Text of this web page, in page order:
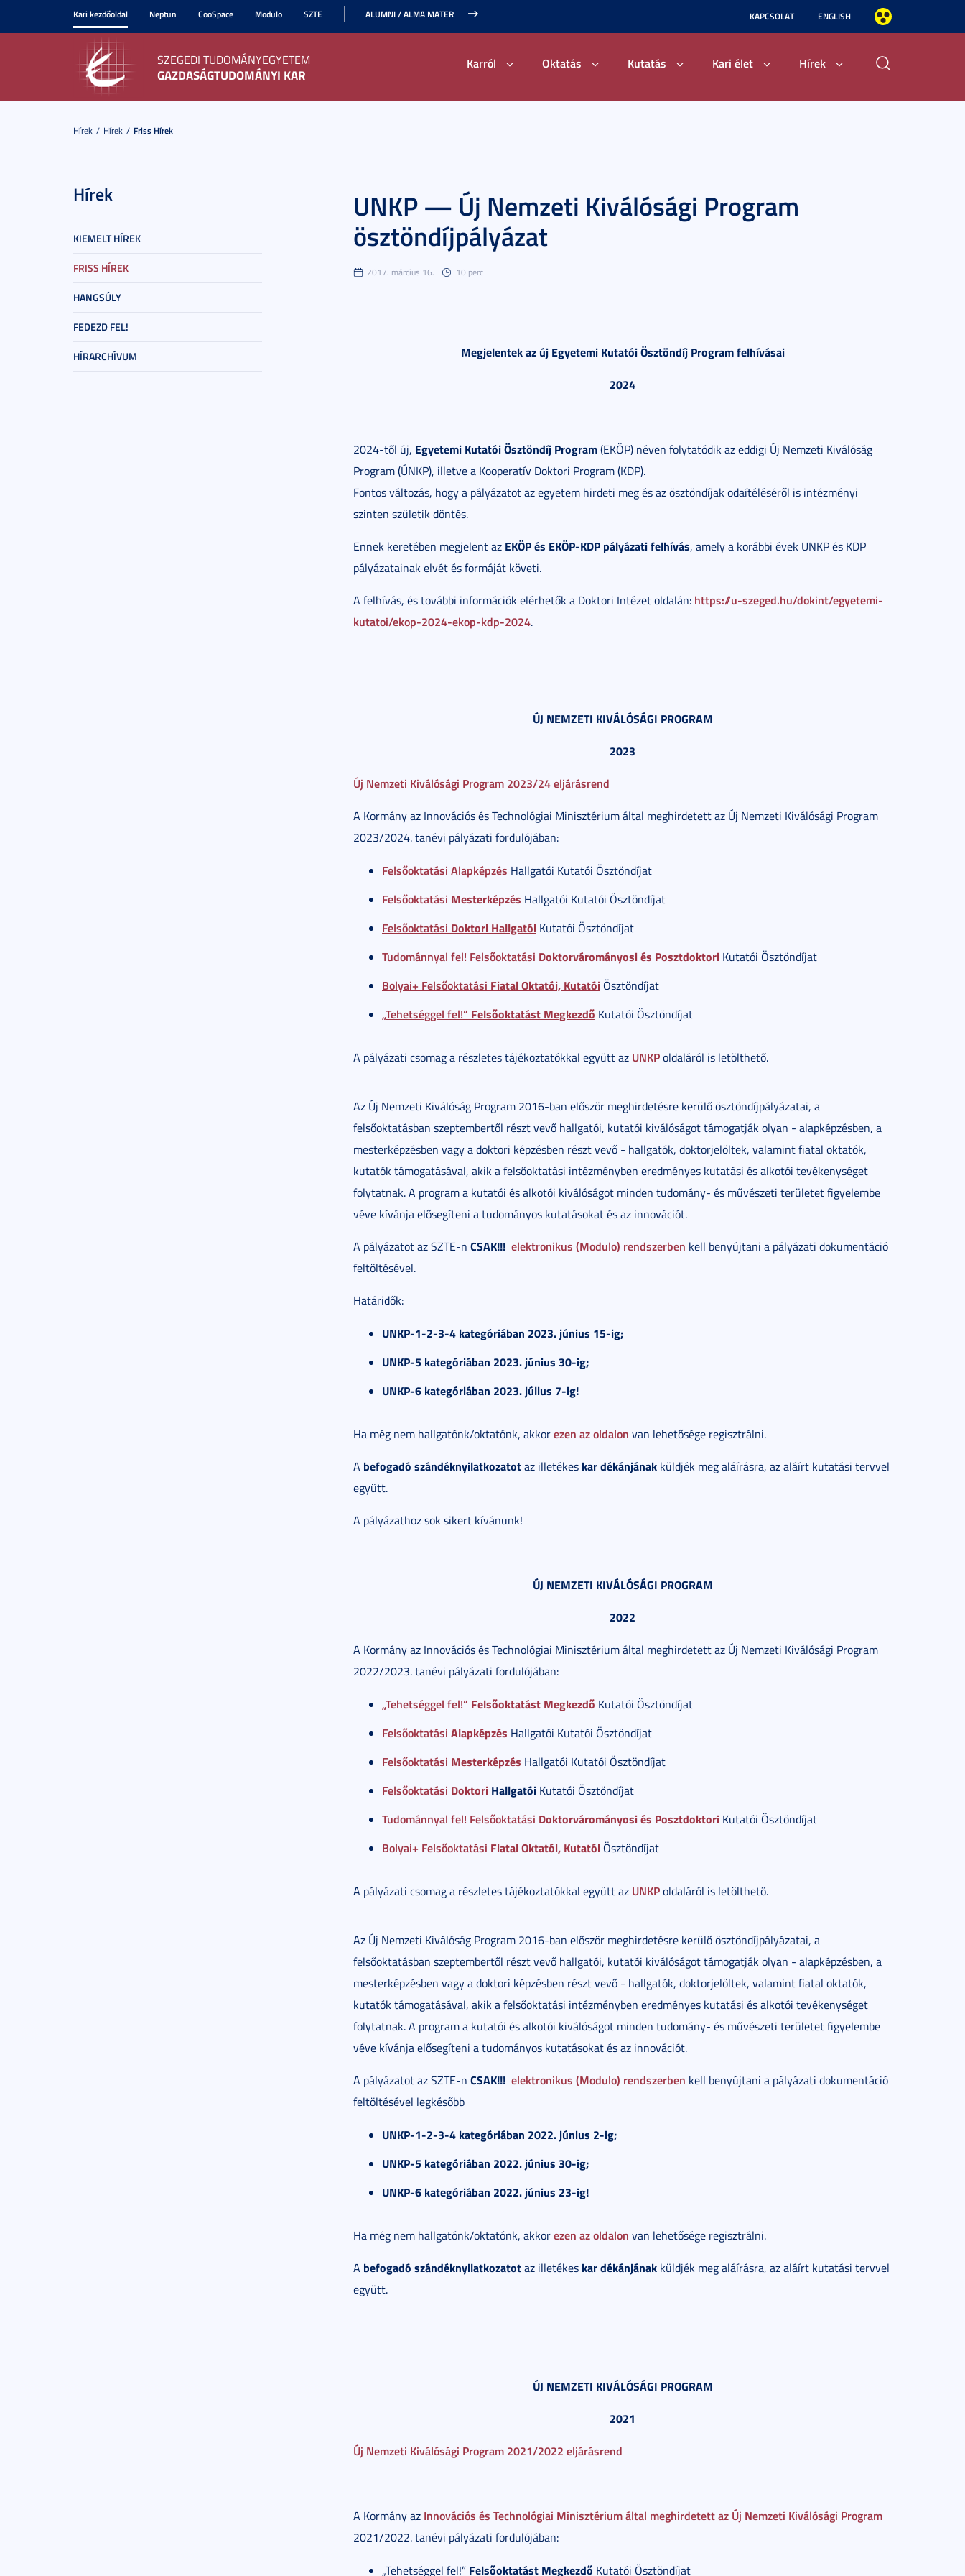
Kari kezdőoldal Neptun CooSpace Modulo SZTE ALUMNI / ALMA MATER KAPCSOLAT ENGLISH
SZEGEDI TUDOMÁNYEGYETEM
GAZDASÁGTUDOMÁNYI KAR
Karról Oktatás Kutatás Kari élet Hírek
Hírek Hírek Friss Hírek
Hírek
KIEMELT HÍREK
FRISS HÍREK
HANGSÚLY
FEDEZD FEL!
HÍRARCHÍVUM
UNKP — Új Nemzeti Kiválósági Program
ösztöndíjpályázat
2017. március 16. 10 perc
Megjelentek az új Egyetemi Kutatói Ösztöndíj Program felhívásai
2024
2024-től új, Egyetemi Kutatói Ösztöndíj Program(EKÖP) néven folytatódik az eddigi Új Nemzeti Kiválóság
Program (ÚNKP), illetve a Kooperatív Doktori Program (KDP).
Fontos változás, hogy a pályázatot az egyetem hirdeti meg és az ösztöndíjak odaítéléséről is intézményi
szinten születik döntés.
Ennek keretében megjelent az EKÖP és EKÖP-KDP pályázati felhívás, amely a korábbi évek UNKP és KDP
pályázatainak elvét és formáját követi.
A felhívás, és további információk elérhetők a Doktori Intézet oldalán: https://u-szeged.hu/dokint/egyetemi-
kutatoi/ekop-2024-ekop-kdp-2024.
ÚJ NEMZETI KIVÁLÓSÁGI PROGRAM
2023
Új Nemzeti Kiválósági Program 2023/24 eljárásrend
A Kormány az Innovációs és Technológiai Minisztérium által meghirdetett az Új Nemzeti Kiválósági Program
2023/2024. tanévi pályázati fordulójában:
Felsőoktatási Alapképzés Hallgatói Kutatói Ösztöndíjat
Felsőoktatási Mesterképzés Hallgatói Kutatói Ösztöndíjat
Felsőoktatási Doktori Hallgatói Kutatói Ösztöndíjat
Tudománnyal fel! Felsőoktatási Doktorvárományosi és Posztdoktori Kutatói Ösztöndíjat
Bolyai+ Felsőoktatási Fiatal Oktatói, Kutatói Ösztöndíjat
„Tehetséggel fel!” Felsőoktatást Megkezdő Kutatói Ösztöndíjat
A pályázati csomag a részletes tájékoztatókkal együtt az UNKPoldaláról is letölthető.
Az Új Nemzeti Kiválóság Program 2016-ban először meghirdetésre kerülő ösztöndíjpályázatai, a
felsőoktatásban szeptembertől részt vevő hallgatói, kutatói kiválóságot támogatják olyan - alapképzésben, a
mesterképzésben vagy a doktori képzésben részt vevő - hallgatók, doktorjelöltek, valamint fiatal oktatók,
kutatók támogatásával, akik a felsőoktatási intézményben eredményes kutatási és alkotói tevékenységet
folytatnak. A program a kutatói és alkotói kiválóságot minden tudomány- és művészeti területet figyelembe
véve kívánja elősegíteni a tudományos kutatásokat és az innovációt.
A pályázatot az SZTE-n CSAK!!! elektronikus (Modulo) rendszerben kell benyújtani a pályázati dokumentáció
feltöltésével.
Határidők:
UNKP-1-2-3-4 kategóriában 2023. június 15-ig;
UNKP-5 kategóriában 2023. június 30-ig;
UNKP-6 kategóriában 2023. július 7-ig!
Ha még nem hallgatónk/oktatónk, akkorezen az oldalon van lehetősége regisztrálni.
A befogadó szándéknyilatkozatotaz illetékes kar dékánjának küldjék meg aláírásra, az aláírt kutatási tervvel
együtt.
A pályázathoz sok sikert kívánunk!
ÚJ NEMZETI KIVÁLÓSÁGI PROGRAM
2022
A Kormány az Innovációs és Technológiai Minisztérium által meghirdetett az Új Nemzeti Kiválósági Program
2022/2023. tanévi pályázati fordulójában:
„Tehetséggel fel!” Felsőoktatást Megkezdő Kutatói Ösztöndíjat
Felsőoktatási Alapképzés Hallgatói Kutatói Ösztöndíjat
Felsőoktatási Mesterképzés Hallgatói Kutatói Ösztöndíjat
Felsőoktatási Doktori Hallgatói Kutatói Ösztöndíjat
Tudománnyal fel! Felsőoktatási Doktorvárományosi és Posztdoktori Kutatói Ösztöndíjat
Bolyai+ Felsőoktatási Fiatal Oktatói, Kutatói Ösztöndíjat
A pályázati csomag a részletes tájékoztatókkal együtt az UNKPoldaláról is letölthető.
Az Új Nemzeti Kiválóság Program 2016-ban először meghirdetésre kerülő ösztöndíjpályázatai, a
felsőoktatásban szeptembertől részt vevő hallgatói, kutatói kiválóságot támogatják olyan - alapképzésben, a
mesterképzésben vagy a doktori képzésben részt vevő - hallgatók, doktorjelöltek, valamint fiatal oktatók,
kutatók támogatásával, akik a felsőoktatási intézményben eredményes kutatási és alkotói tevékenységet
folytatnak. A program a kutatói és alkotói kiválóságot minden tudomány- és művészeti területet figyelembe
véve kívánja elősegíteni a tudományos kutatásokat és az innovációt.
A pályázatot az SZTE-n CSAK!!! elektronikus (Modulo) rendszerben kell benyújtani a pályázati dokumentáció
feltöltésével legkésőbb
UNKP-1-2-3-4 kategóriában 2022. június 2-ig;
UNKP-5 kategóriában 2022. június 30-ig;
UNKP-6 kategóriában 2022. június 23-ig!
Ha még nem hallgatónk/oktatónk, akkorezen az oldalon van lehetősége regisztrálni.
A befogadó szándéknyilatkozatotaz illetékes kar dékánjának küldjék meg aláírásra, az aláírt kutatási tervvel
együtt.
ÚJ NEMZETI KIVÁLÓSÁGI PROGRAM
2021
Új Nemzeti Kiválósági Program 2021/2022 eljárásrend
A Kormány az Innovációs és Technológiai Minisztérium által meghirdetett az Új Nemzeti Kiválósági Program
2021/2022. tanévi pályázati fordulójában:
„Tehetséggel fel!” Felsőoktatást Megkezdő Kutatói Ösztöndíjat